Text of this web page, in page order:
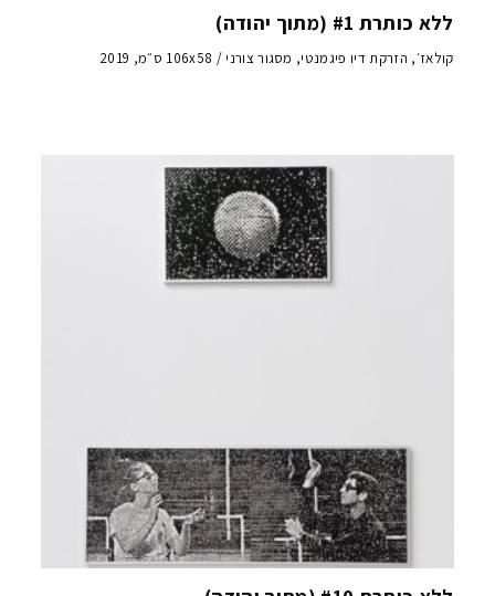
ללא כותרת #1 (מתוך יהודה)
קולאז׳, הזרקת דיו פיגמנטי, מסגור צורני / 106x58 ס״מ, 2019